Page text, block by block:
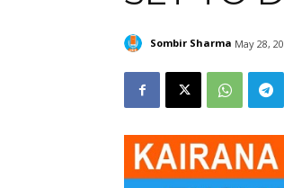
Sombir Sharma May 28,